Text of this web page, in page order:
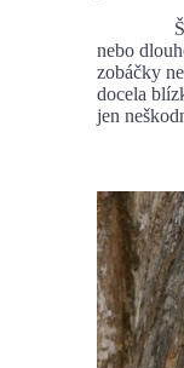
nebo
zobáčky
docela
jen